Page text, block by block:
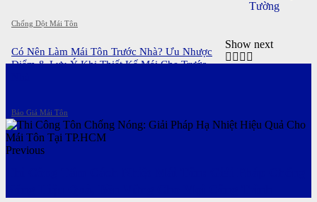
Chống Dột Mái Tôn
Có Nên Làm Mái Tôn Trước Nhà? Ưu Nhược
Điểm & Lưu Ý Khi Thiết Kế Mái Che Trước
Báo Giá Mái Tôn
Show next
Previous